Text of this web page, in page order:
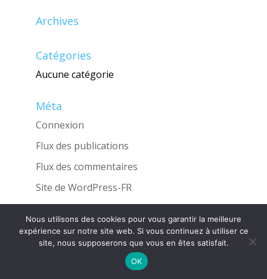
Archives
Catégories
Aucune catégorie
Méta
Connexion
Flux des publications
Flux des commentaires
Site de WordPress-FR
Une réalisation de l'AgenceINGLOBO
Nous utilisons des cookies pour vous garantir la meilleure
expérience sur notre site web. Si vous continuez à utiliser ce
site, nous supposerons que vous en êtes satisfait.
OK